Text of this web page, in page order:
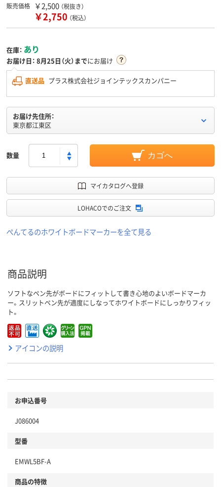
販売価格 ￥2,500 （税抜き）
￥2,750 （税込）
在庫： あり
お届け日： 8月25日（火）までにお届け
直送品 プラス株式会社ジョインテックスカンパニー
お届け先住所：
東京都江東区
数量 カゴへ
マイカタログへ登録
LOHACOでのご注文
ぺんてるのホワイトボードマーカーを全て見る
商品説明
ソフトなペン先がボードにフィットして書き心地のよいボードマーカ
ー。スリットペン先が適度にしなってホワイトボードにしっかりフィッ
ト。
アイコンの説明
お申込番号
J086004
型番
EMWL5BF-A
商品の特徴